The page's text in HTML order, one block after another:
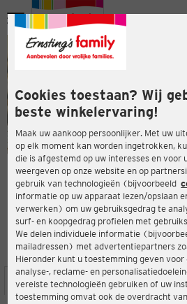
Cookies toestaan? Wij
beste winkelervaring!
Maak uw aankoop persoonlijker. Met uw
op elk moment kan worden ingetrokken,
die is afgestemd op uw interesses en
weergeven op onze website en op
gebruik van technologieën (bijvoorbeeld
informatie op uw apparaat lezen/opslaan
verwerken) om uw gebruiksgedrag te
surf- en koopgedrag profielen met
We delen individuele informatie
mailadressen) met advertentiepartners
Hieronder kunt u toestemming geven
analyse-, reclame- en
vereiste technologieën gebruiken of uw
toestemming omvat ook de overdracht
Menu
ERNSTING'S FAMILY-
57368
4,2
LOCATIE SERVICES ASSORTIMENT